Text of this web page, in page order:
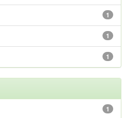
1
1
1
1